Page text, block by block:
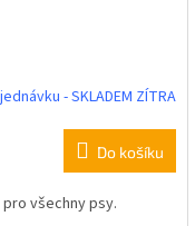
- SKLADEM ZÍTRA
Do košíku
všechny psy.